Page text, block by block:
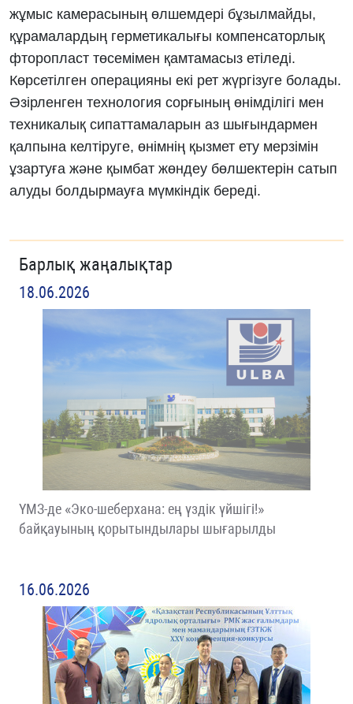
жұмыс камерасының өлшемдері бұзылмайды,
құрамалардың герметикалығы компенсаторлық
фторопласт төсемімен қамтамасыз етіледі.
Көрсетілген операцияны екі рет жүргізуге болады.
Әзірленген технология сорғының өнімділігі мен
техникалық сипаттамаларын аз шығындармен
қалпына келтіруге, өнімнің қызмет ету мерзімін
ұзартуға және қымбат жөндеу бөлшектерін сатып
алуды болдырмауға мүмкіндік береді.
Барлық жаңалықтар
18.06.2026
ҮМЗ-де «Эко-шеберхана: ең үздік үйшігі!»
байқауының қорытындылары шығарылды
16.06.2026